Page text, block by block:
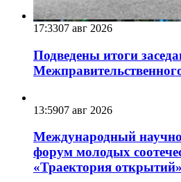
17:3307 авг 2026
Подведены итоги
13:5907 авг 2026
Международный
форум молодых
«Траектория